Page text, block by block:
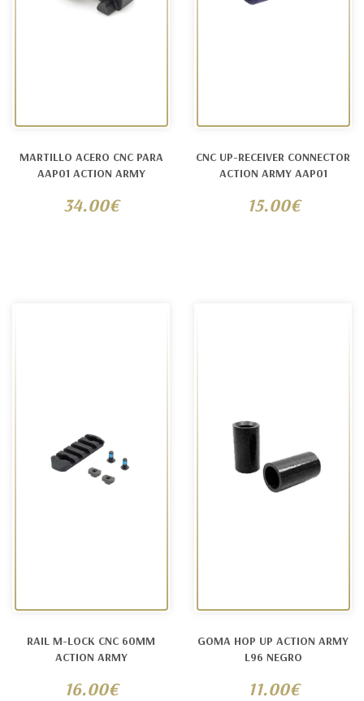
MARTILLO ACERO CNC PARA
AAP01 ACTION ARMY
34.00€
CNC UP-RECEIVER CONNECTOR
ACTION ARMY AAP01
15.00€
RAIL M-LOCK CNC 60MM
ACTION ARMY
16.00€
GOMA HOP UP ACTION ARMY
L96 NEGRO
11.00€